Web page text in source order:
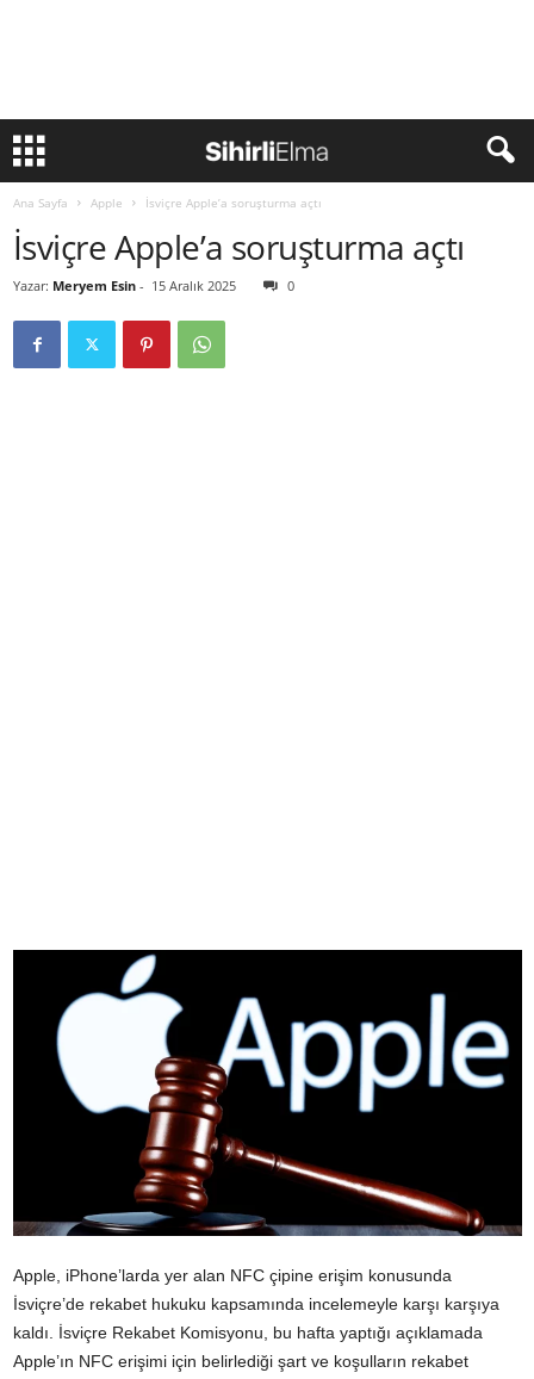
Ana Sayfa Apple İsviçre Apple’a soruşturma açtı
İsviçre Apple’a soruşturma açtı
Yazar: Meryem Esin - 15 Aralık 2025 0
Apple, iPhone’larda yer alan NFC çipine erişim konusunda
İsviçre’de rekabet hukuku kapsamında incelemeyle karşı karşıya
kaldı. İsviçre Rekabet Komisyonu, bu hafta yaptığı açıklamada
Apple’ın NFC erişimi için belirlediği şart ve koşulların rekabet